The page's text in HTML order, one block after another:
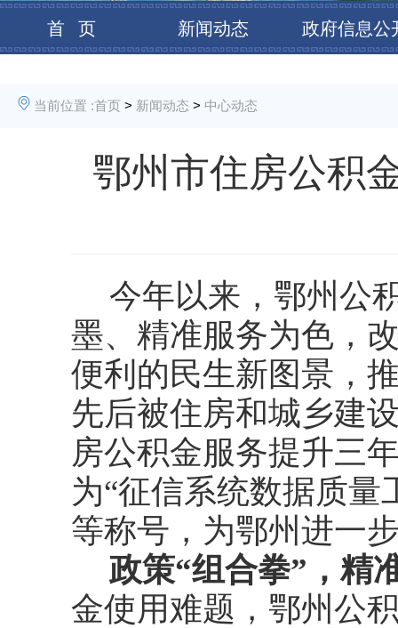
首 页 新闻动态 政府信息公
当前位置 :首页 > 新闻动态 > 中心动态
鄂州市住房公积
今年以来，鄂州公
墨、精准服务为色，
便利的民生新图景，
先后被住房和城乡建
房公积金服务提升三
为“征信系统数据质
等称号，为鄂州进一
政策“组合拳”，精
金使用难题，鄂州公